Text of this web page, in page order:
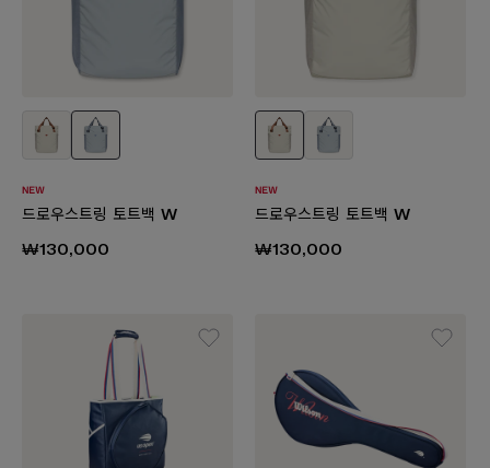
드로우스트링 토트백 W
₩130,000
드로우스트링 토트백 W
₩130,000